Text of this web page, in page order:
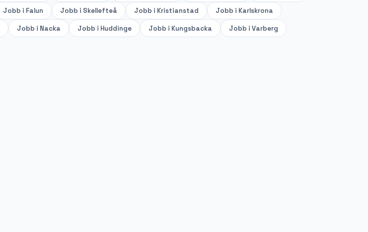
Jobb i Falun Jobb i Skellefteå Jobb i Kristianstad Jobb i Karlskrona
Jobb i Nacka Jobb i Huddinge Jobb i Kungsbacka Jobb i Varberg